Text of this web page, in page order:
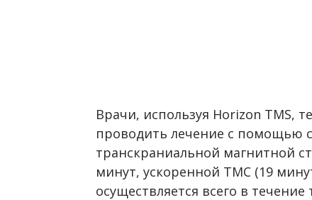
Врачи, используя Horizon TMS,
проводить лечение с помощью
транскраниальной магнитной
минут, ускоренной ТМС (19
осуществляется всего в течение